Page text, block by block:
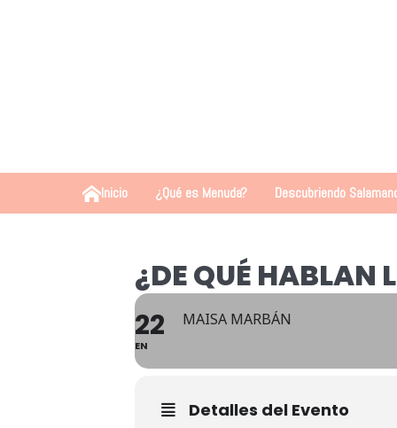
Inicio ¿Qué es Menuda? Descubriendo
¿DE QUÉ HABLAN
22
EN
MAISA MARBÁN
Detalles del Evento